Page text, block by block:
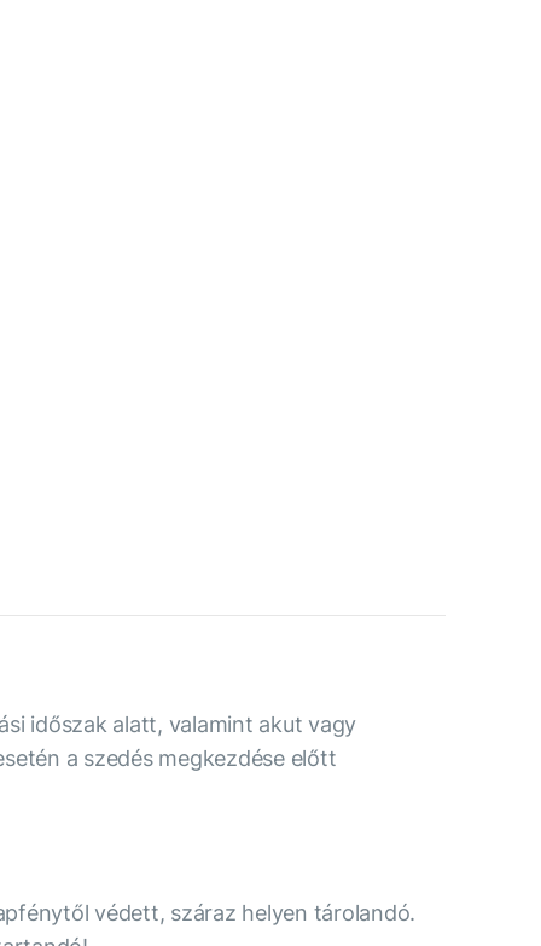
időszak alatt, valamint akut vagy
a szedés megkezdése előtt
védett, száraz helyen tárolandó.